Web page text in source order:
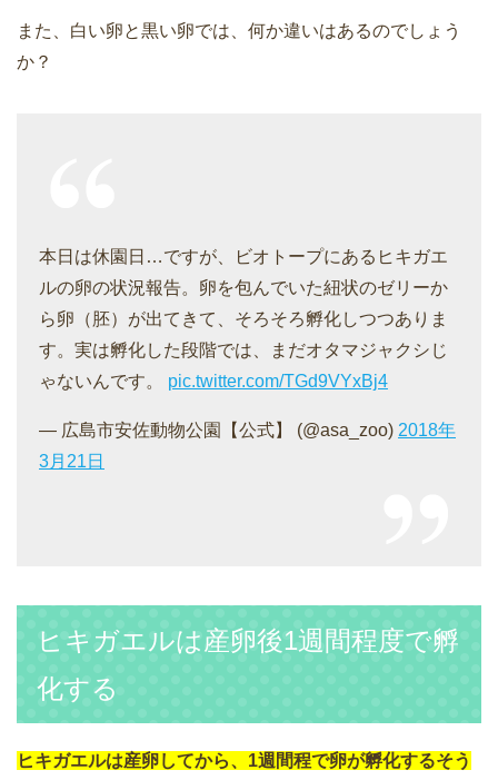
また、白い卵と黒い卵では、何か違いはあるのでしょう
か？
本日は休園日…ですが、ビオトープにあるヒキガエ
ルの卵の状況報告。卵を包んでいた紐状のゼリーか
ら卵（胚）が出てきて、そろそろ孵化しつつありま
す。実は孵化した段階では、まだオタマジャクシじ
ゃないんです。 pic.twitter.com/TGd9VYxBj4
— 広島市安佐動物公園【公式】 (@asa_zoo) 2018年
3月21日
ヒキガエルは産卵後1週間程度で孵
化する
ヒキガエルは産卵してから、1週間程で卵が孵化するそう